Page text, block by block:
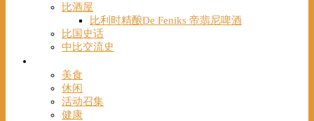
比酒屋
比利时精酿De Feniks 帝翡尼啤酒
比国史话
中比交流史
美食
休闲
活动召集
健康